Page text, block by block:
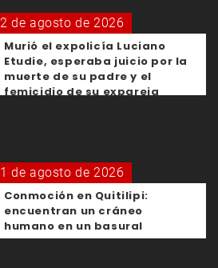
2 de agosto de 2026
Murió el expolicía Luciano
Etudie, esperaba juicio por la
muerte de su padre y el
femicidio de su expareja
1 de agosto de 2026
Conmoción en Quitilipi:
encuentran un cráneo
humano en un basural